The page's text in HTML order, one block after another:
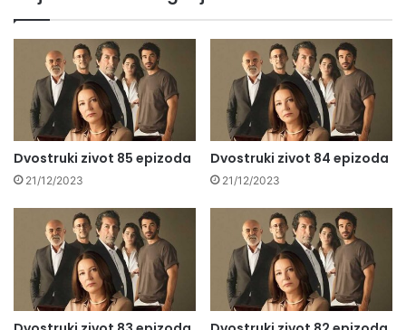
Dvostruki zivot 85 epizoda
21/12/2023
Dvostruki zivot 84 epizoda
21/12/2023